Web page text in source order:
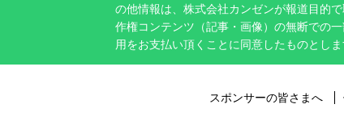
の他情報は、株式会社カンゼンが報道目的
作権コンテンツ（記事・画像）の無断での
用をお支払い頂くことに同意したものとしま
スポンサーの皆さまへ